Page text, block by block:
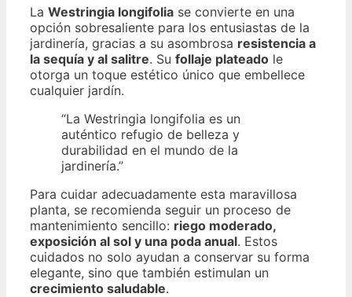
La Westringia longifolia se convierte en una
opción sobresaliente para los entusiastas de la
jardinería, gracias a su asombrosa resistencia a
la sequía y al salitre. Su follaje plateado le
otorga un toque estético único que embellece
cualquier jardín.
“La Westringia longifolia es un
auténtico refugio de belleza y
durabilidad en el mundo de la
jardinería.”
Para cuidar adecuadamente esta maravillosa
planta, se recomienda seguir un proceso de
mantenimiento sencillo: riego moderado,
exposición al sol y una poda anual. Estos
cuidados no solo ayudan a conservar su forma
elegante, sino que también estimulan un
crecimiento saludable.